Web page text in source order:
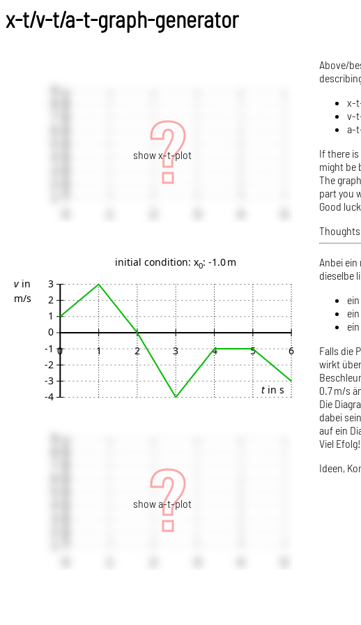
x-t/v-t/a-t-graph-generator
show x-t-plot
show a-t-plot
Above/
x-
v-
a-
If there
might be
The
part you
Good
Anbei
dieselbe
Falls die
wirkt
0.7 m/s
Die
dabei
auf ein
Viel Efolg!
Ideen,